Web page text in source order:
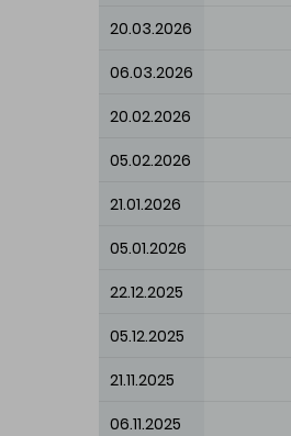
20.03.2026
06.03.2026
20.02.2026
05.02.2026
21.01.2026
05.01.2026
22.12.2025
05.12.2025
21.11.2025
06.11.2025